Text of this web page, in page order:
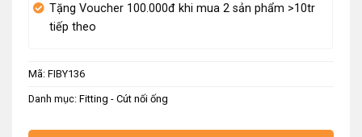
Tặng Voucher 100.000đ khi mua 2 sản phẩm >10tr
tiếp theo
Mã: FIBY136
Danh mục: Fitting - Cút nối ống